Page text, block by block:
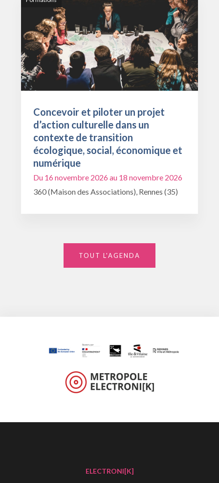
Concevoir et piloter un projet
d’action culturelle dans un
contexte de transition
écologique, social, économique et
numérique
Du 16 novembre 2026 au 18 novembre 2026
360 (Maison des Associations), Rennes (35)
TOUT L'AGENDA
ELECTRONI[K]